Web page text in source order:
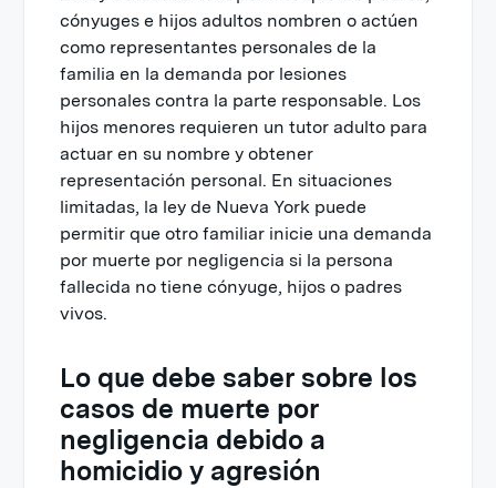
cónyuges e hijos adultos nombren o actúen
como representantes personales de la
familia en la demanda por lesiones
personales contra la parte responsable. Los
hijos menores requieren un tutor adulto para
actuar en su nombre y obtener
representación personal. En situaciones
limitadas, la ley de Nueva York puede
permitir que otro familiar inicie una demanda
por muerte por negligencia si la persona
fallecida no tiene cónyuge, hijos o padres
vivos.
Lo que debe saber sobre los
casos de muerte por
negligencia debido a
homicidio y agresión